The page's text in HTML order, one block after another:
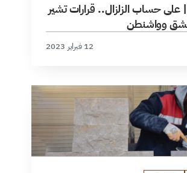
على حساب الزلزال.. قرارات تشير
وواشنطن
12 فبراير 2023